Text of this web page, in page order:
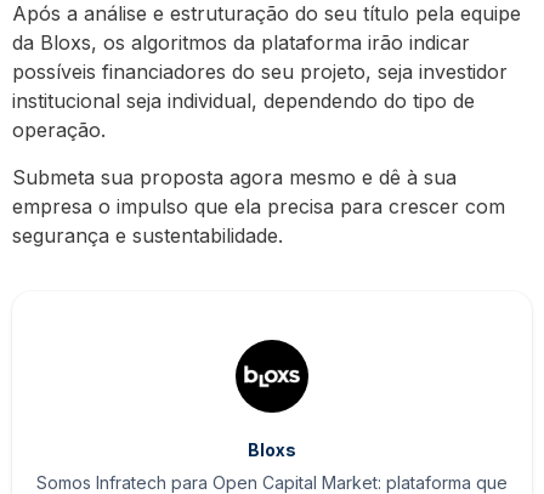
Após a análise e estruturação do seu título pela equipe
da Bloxs, os algoritmos da plataforma irão indicar
possíveis financiadores do seu projeto, seja investidor
institucional seja individual, dependendo do tipo de
operação.
Submeta sua proposta agora mesmo e dê à sua
empresa o impulso que ela precisa para crescer com
segurança e sustentabilidade.
Bloxs
Somos Infratech para Open Capital Market: plataforma que